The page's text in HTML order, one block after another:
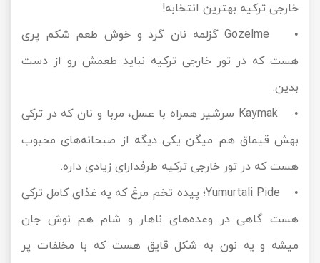
خارجی ترکیه بهترین انتخابه!
• Gozelme گزلمه نان گرد و خوش طعم شکم پری
هست که در تور خارجی ترکیه نباید طعمش رو از دست
بدین.
• Kaymak سرشیر همراه با عسل، مربا و نان که در ترکی
بهش قیماق هم میگن یکی دیگه از صبحانه‌های محبوب
هست که در تور خارجی ترکیه طرفدارای زیادی داره.
• Yumurtali Pide؛ پیده تخم مرغ که یه غذای کامل ترکی
هست گاهی در وعده‌های ناهار و شام هم نوش جان
میشه و یه نون به شکل قایق هست که با مخلفات پر